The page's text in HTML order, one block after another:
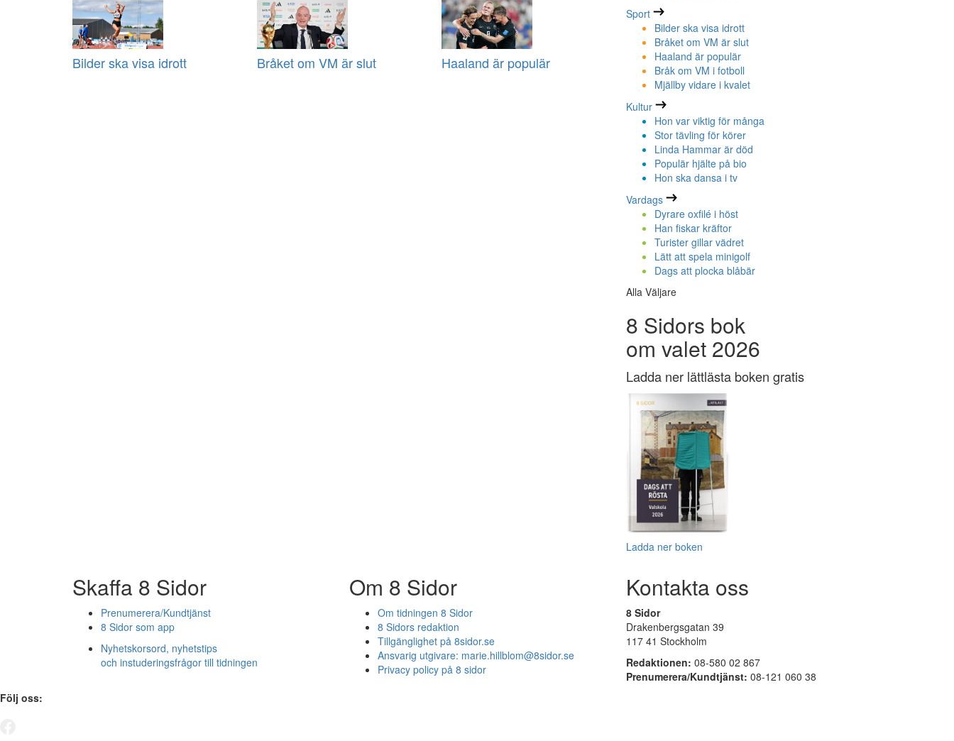
Bilder ska visa idrott Bråket om VM är slut Haaland är populär
Sport
Bilder ska visa idrott
Bråket om VM är slut
Haaland är populär
Bråk om VM i fotboll
Mjällby vidare i kvalet
Kultur
Hon var viktig för många
Stor tävling för körer
Linda Hammar är död
Populär hjälte på bio
Hon ska dansa i tv
Vardags
Dyrare oxfilé i höst
Han fiskar kräftor
Turister gillar vädret
Lätt att spela minigolf
Dags att plocka blåbär
Alla Väljare
8 Sidors bok
om valet 2026
Ladda ner lättlästa boken gratis
Ladda ner boken
Skaffa 8 Sidor
Prenumerera/Kundtjänst
8 Sidor som app
Nyhetskorsord, nyhetstips
och instuderingsfrågor till tidningen
Om 8 Sidor
Om tidningen 8 Sidor
8 Sidors redaktion
Tillgänglighet på 8sidor.se
Ansvarig utgivare: marie.hillblom@8sidor.se
Privacy policy på 8 sidor
Kontakta oss
8 Sidor
Drakenbergsgatan 39
117 41 Stockholm
Redaktionen: 08-580 02 867
Prenumerera/Kundtjänst: 08-121 060 38
Följ oss: